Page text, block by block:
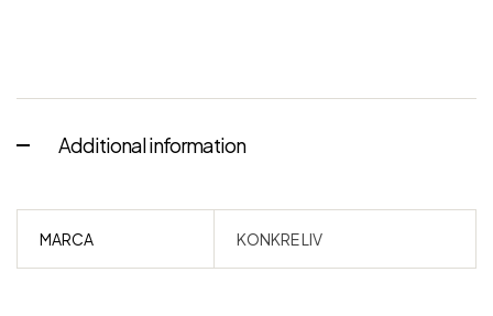
Additional information
MARCA KONKRE LIV